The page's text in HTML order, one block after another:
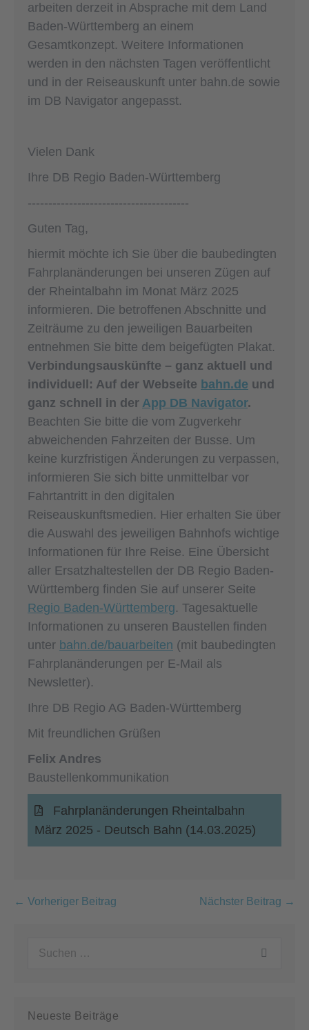
arbeiten derzeit in Absprache mit dem Land
Baden-Württemberg an einem
Gesamtkonzept. Weitere Informationen
werden in den nächsten Tagen veröffentlicht
und in der Reiseauskunft unter bahn.de sowie
im DB Navigator angepasst.
Vielen Dank
Ihre DB Regio Baden-Württemberg
---------------------------------------
Guten Tag,
hiermit möchte ich Sie über die baubedingten
Fahrplanänderungen bei unseren Zügen auf
der Rheintalbahn im Monat März 2025
informieren. Die betroffenen Abschnitte und
Zeiträume zu den jeweiligen Bauarbeiten
entnehmen Sie bitte dem beigefügten Plakat.
Verbindungsauskünfte – ganz aktuell und
individuell: Auf der Webseite bahn.de und
ganz schnell in der App DB Navigator.
Beachten Sie bitte die vom Zugverkehr
abweichenden Fahrzeiten der Busse. Um
keine kurzfristigen Änderungen zu verpassen,
informieren Sie sich bitte unmittelbar vor
Fahrtantritt in den digitalen
Reiseauskunftsmedien. Hier erhalten Sie über
die Auswahl des jeweiligen Bahnhofs wichtige
Informationen für Ihre Reise. Eine Übersicht
aller Ersatzhaltestellen der DB Regio Baden-
Württemberg finden Sie auf unserer Seite
Regio Baden-Württemberg. Tagesaktuelle
Informationen zu unseren Baustellen finden
unter bahn.de/bauarbeiten (mit baubedingten
Fahrplanänderungen per E-Mail als
Newsletter).
Ihre DB Regio AG Baden-Württemberg
Mit freundlichen Grüßen
Felix Andres
Baustellenkommunikation
Fahrplanänderungen Rheintalbahn
März 2025 - Deutsch Bahn (14.03.2025)
Beitragsnavigation
← Vorheriger Beitrag Nächster Beitrag →
Neueste Beiträge